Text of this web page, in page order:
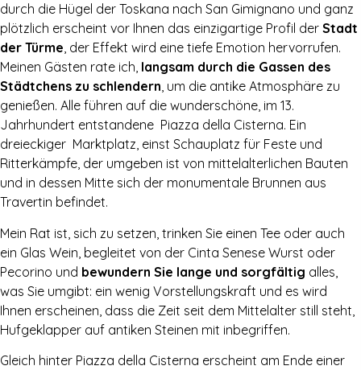
durch die Hügel der Toskana nach San Gimignano und ganz
plötzlich erscheint vor Ihnen das einzigartige Profil der Stadt
der Türme, der Effekt wird eine tiefe Emotion hervorrufen.
Meinen Gästen rate ich, langsam durch die Gassen des
Städtchens zu schlendern, um die antike Atmosphäre zu
genießen. Alle führen auf die wunderschöne, im 13.
Jahrhundert entstandene Piazza della Cisterna. Ein
dreieckiger Marktplatz, einst Schauplatz für Feste und
Ritterkämpfe, der umgeben ist von mittelalterlichen Bauten
und in dessen Mitte sich der monumentale Brunnen aus
Travertin befindet.
Mein Rat ist, sich zu setzen, trinken Sie einen Tee oder auch
ein Glas Wein, begleitet von der Cinta Senese Wurst oder
Pecorino und bewundern Sie lange und sorgfältig alles,
was Sie umgibt: ein wenig Vorstellungskraft und es wird
Ihnen erscheinen, dass die Zeit seit dem Mittelalter still steht,
Hufgeklapper auf antiken Steinen mit inbegriffen.
Gleich hinter Piazza della Cisterna erscheint am Ende einer